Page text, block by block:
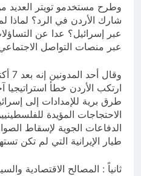
وطرح مستخدمو تويتر العديد
شارك الأردن في الرد؟ لماذا
عبر إسرائيل؟ عدا عن
عبر منصات التواصل
ارتكب الأردن خطأ
طرق برية للإمدادات إلى
الاحتجاجات المؤيدة
الدفاعات الجوية لإسقاط
طيار الإيرانية التي لم تكن
ثانياً : المصالح الاقتصادية